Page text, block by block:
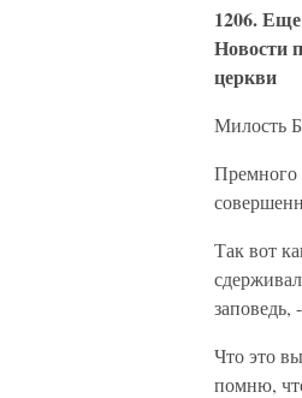
1206.
Новости
церкви
Милость
Премного
Так вот
Что это
помню,